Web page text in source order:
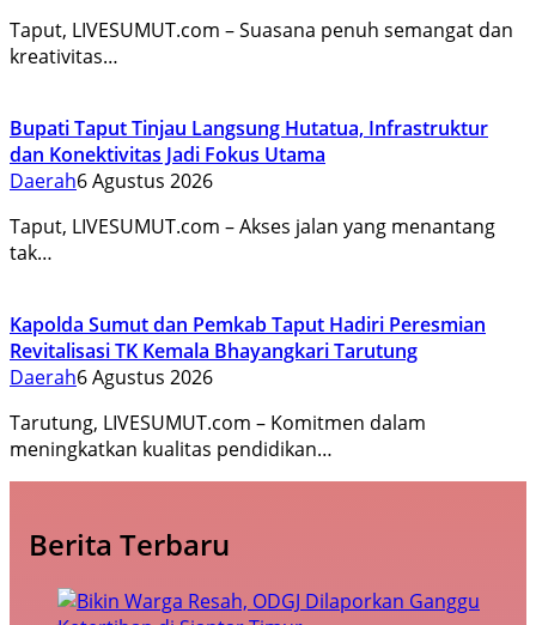
Taput, LIVESUMUT.com – Suasana penuh semangat dan
kreativitas…
Bupati Taput Tinjau Langsung Hutatua, Infrastruktur
dan Konektivitas Jadi Fokus Utama
Daerah6 Agustus 2026
Taput, LIVESUMUT.com – Akses jalan yang menantang
tak…
Kapolda Sumut dan Pemkab Taput Hadiri Peresmian
Revitalisasi TK Kemala Bhayangkari Tarutung
Daerah6 Agustus 2026
Tarutung, LIVESUMUT.com – Komitmen dalam
meningkatkan kualitas pendidikan…
Berita Terbaru